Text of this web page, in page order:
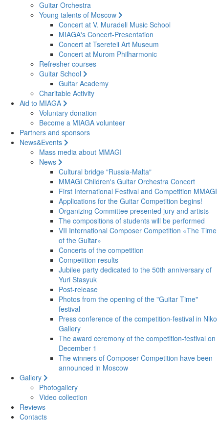
Guitar Orchestra
Young talents of Moscow
Concert at V. Muradeli Music School
MIAGA's Concert-Presentation
Concert at Tsereteli Art Museum
Concert at Murom Philharmonic
Refresher courses
Guitar School
Guitar Academy
Charitable Activity
Aid to MIAGA
Voluntary donation
Become a MIAGA volunteer
Partners and sponsors
News&Events
Mass media about MMAGI
News
Cultural bridge "Russia-Malta"
MMAGI Children's Guitar Orchestra Concert
First International Festival and Competition MMAGI
Applications for the Guitar Competition begins!
Organizing Committee presented jury and artists
The compositions of students will be performed
VII International Composer Competition «The Time
of the Guitar»
Concerts of the competition
Competition results
Jubilee party dedicated to the 50th anniversary of
Yuri Stasyuk
Post-release
Photos from the opening of the "Guitar Time"
festival
Press conference of the competition-festival in Niko
Gallery
The award ceremony of the competition-festival on
December 1
The winners of Composer Competition have been
announced in Moscow
Gallery
Photogallery
Video collection
Reviews
Contacts